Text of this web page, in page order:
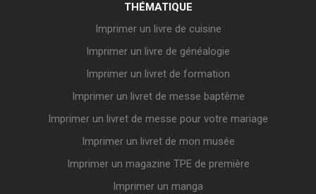
THÉMATIQUE
Imprimer un livre de cuisine
Imprimer un livre de généalogie
Imprimer un livret de formation
Imprimer un livret de messe baptême
Imprimer un livret de messe pour votre mariage
Imprimer un livret de mon musée
Imprimer un magazine TPE de première
Imprimer un manga